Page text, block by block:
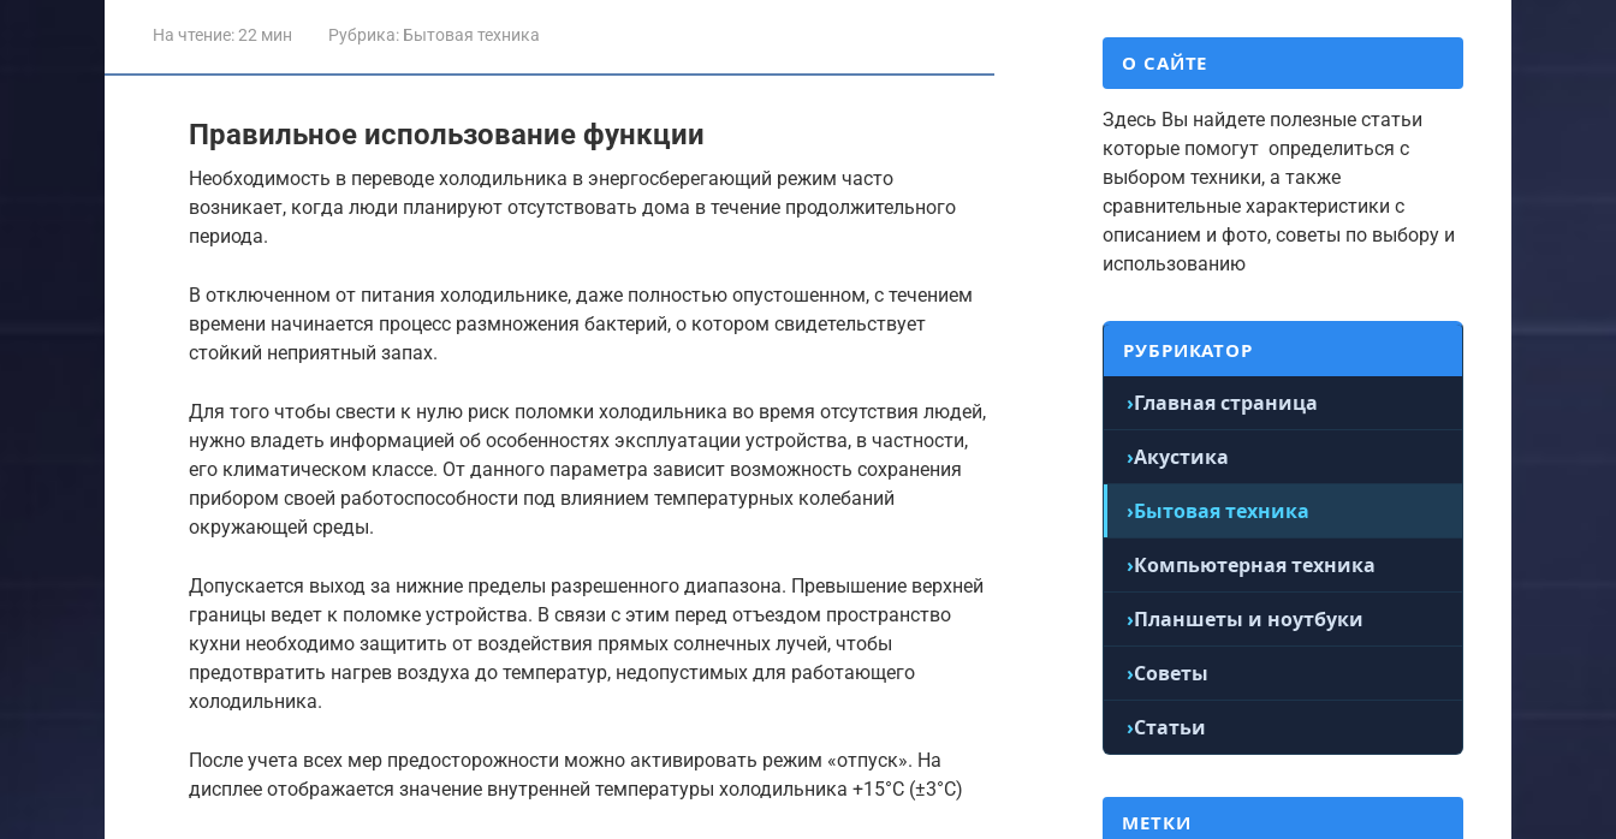
На чтение:22 мин Рубрика: Бытовая техника
Правильное использование функции
Необходимость в переводе холодильника в энергосберегающий режим часто
возникает, когда люди планируют отсутствовать дома в течение продолжительного
периода.
В отключенном от питания холодильнике, даже полностью опустошенном, с течением
времени начинается процесс размножения бактерий, о котором свидетельствует
стойкий неприятный запах.
Для того чтобы свести к нулю риск поломки холодильника во время отсутствия людей,
нужно владеть информацией об особенностях эксплуатации устройства, в частности,
его климатическом классе. От данного параметра зависит возможность сохранения
прибором своей работоспособности под влиянием температурных колебаний
окружающей среды.
Допускается выход за нижние пределы разрешенного диапазона. Превышение верхней
границы ведет к поломке устройства. В связи с этим перед отъездом пространство
кухни необходимо защитить от воздействия прямых солнечных лучей, чтобы
предотвратить нагрев воздуха до температур, недопустимых для работающего
холодильника.
После учета всех мер предосторожности можно активировать режим «отпуск». На
дисплее отображается значение внутренней температуры холодильника +15°C (±3°C)
О САЙТЕ
Здесь Вы найдете полезные статьи
которые помогут определиться с
выбором техники, а также
сравнительные характеристики с
описанием и фото, советы по выбору и
использованию
РУБРИКАТОР
Главная страница
Акустика
Бытовая техника
Компьютерная техника
Планшеты и ноутбуки
Советы
Статьи
МЕТКИ